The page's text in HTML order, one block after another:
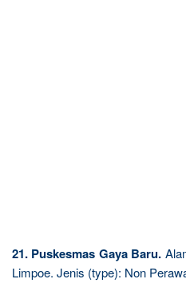
21. Puskesmas Gaya Baru.
Limpoe. Jenis (type): Non